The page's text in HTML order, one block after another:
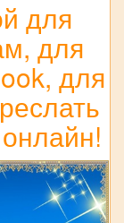
для
для
для